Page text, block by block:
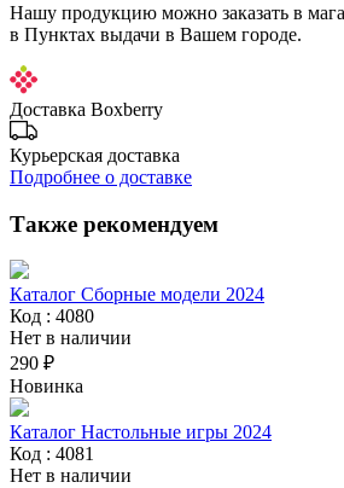
Нашу продукцию можно заказать в
в Пунктах выдачи в Вашем городе.
Доставка Boxberry
Курьерская доставка
Подробнее о доставке
Также рекомендуем
Каталог Сборные модели 2024
Код : 4080
Нет в наличии
290 ₽
Новинка
Каталог Настольные игры 2024
Код : 4081
Нет в наличии